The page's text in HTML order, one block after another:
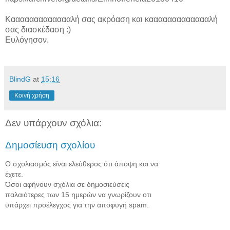
Καααααααααααααλή σας ακρόαση και καααααααααααααλή
σας διασκέδαση :)
Ευλόγησον.
BlindG at 15:16
Κοινή χρήση
Δεν υπάρχουν σχόλια:
Δημοσίευση σχολίου
Ο σχολιασμός είναι ελεύθερος ότι άποψη και να
έχετε.
Όσοι αφήνουν σχόλια σε δημοσιεύσεις
παλαιότερες των 15 ημερών να γνωρίζουν οτι
υπάρχει προέλεγχος για την αποφυγή spam.